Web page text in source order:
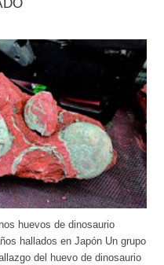
huevos de dinosaurio
hallados en Japón Un grupo
del huevo de dinosaurio